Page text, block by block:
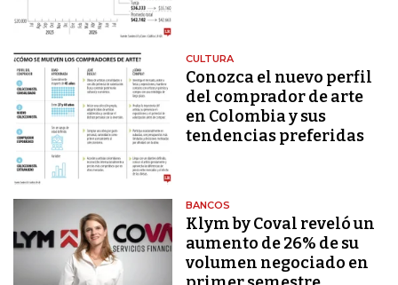
CULTURA
Conozca el nuevo perfil
del comprador de arte
en Colombia y sus
tendencias preferidas
BANCOS
Klym by Coval reveló un
aumento de 26% de su
volumen negociado en